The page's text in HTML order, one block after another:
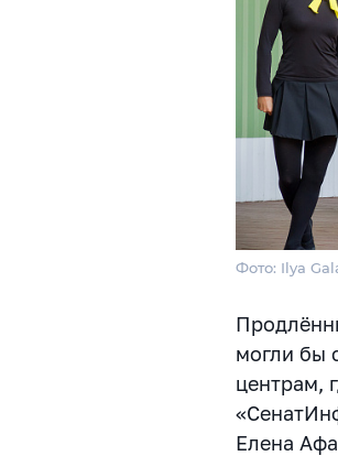
Фото: Ilya
могли бы
центрам,
Елена